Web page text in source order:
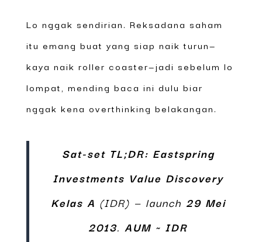
Lo nggak sendirian. Reksadana saham
itu emang buat yang siap naik turun—
kaya naik roller coaster—jadi sebelum lo
lompat, mending baca ini dulu biar
nggak kena overthinking belakangan.
Sat-set TL;DR: Eastspring
Investments Value Discovery
Kelas A (IDR) — launch 29 Mei
2013. AUM ~ IDR